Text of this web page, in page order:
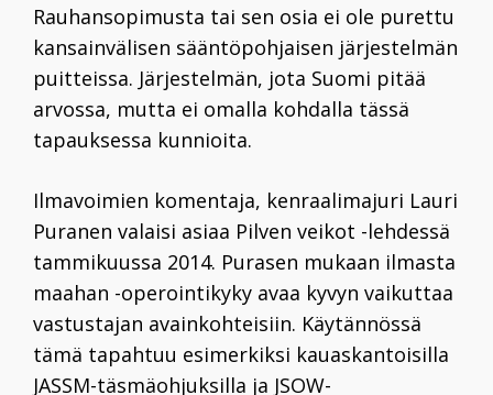
Rauhansopimusta tai sen osia ei ole purettu
kansainvälisen sääntöpohjaisen järjestelmän
puitteissa. Järjestelmän, jota Suomi pitää
arvossa, mutta ei omalla kohdalla tässä
tapauksessa kunnioita.
Ilmavoimien komentaja, kenraalimajuri Lauri
Puranen valaisi asiaa Pilven veikot -lehdessä
tammikuussa 2014. Purasen mukaan ilmasta
maahan -operointikyky avaa kyvyn vaikuttaa
vastustajan avainkohteisiin. Käytännössä
tämä tapahtuu esimerkiksi kauaskantoisilla
JASSM-täsmäohjuksilla ja JSOW-